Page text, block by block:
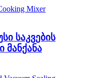
საკვების
მანქანა